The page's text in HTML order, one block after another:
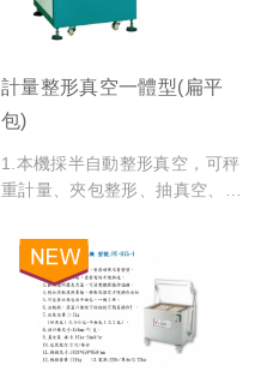
計量整形真空一體型(扁平
包)
1.本機採半自動整形真空，可秤
重計量、夾包整形、抽真空、封
人操作 減少人力 省工好幫手。